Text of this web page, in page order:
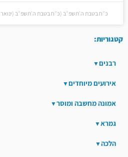
כ״ח בטבת ה׳תשפ״ב (כ״ח בטבת ה׳תשפ״ב (ינואר 1, 2022))
קטגוריות:
רבנים
אירועים מיוחדים
אמונה מחשבה ומוסר
גמרא
הלכה